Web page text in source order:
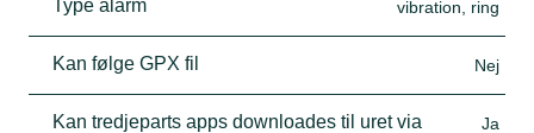
Type alarm vibration, ring
Kan følge GPX fil Nej
Kan tredjeparts apps downloades til uret via
Ja